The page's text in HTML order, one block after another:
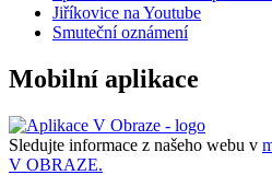
Jiříkovice na Youtube
Smuteční oznámení
Mobilní aplikace
Sledujte informace z našeho webu v
V OBRAZE.